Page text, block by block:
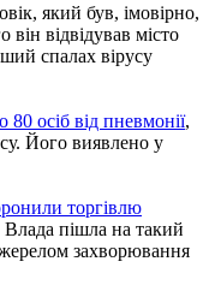
який був, імовірно,
він відвідував місто
спалах вірусу
80 осіб від пневмонії,
Його виявлено у
торгівлю
Влада пішла на такий
захворювання